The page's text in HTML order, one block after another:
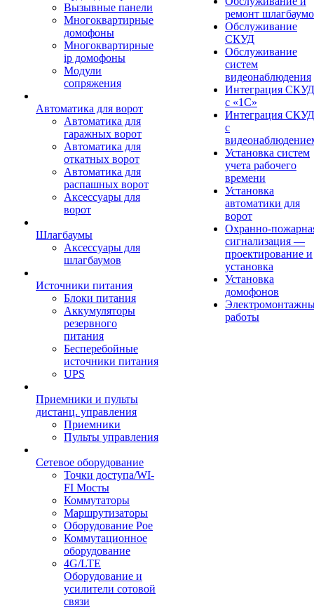
Вызывные панели
Многоквартирные
домофоны
Многоквартирные
ip домофоны
Модули
сопряжения
Автоматика для ворот
Автоматика для
гаражных ворот
Автоматика для
откатных ворот
Автоматика для
распашных ворот
Аксессуары для
ворот
Шлагбаумы
Аксессуары для
шлагбаумов
Источники питания
Блоки питания
Аккумуляторы
резервного
питания
Бесперебойные
источники питания
UPS
Приемники и пульты
дистанц. управления
Приемники
Пульты управления
Сетевое оборудование
Точки доступа/WI-
FI Мосты
Коммутаторы
Маршрутизаторы
Оборудование Poe
Коммутационное
оборудование
4G/LTE
Оборудование и
усилители сотовой
связи
ремонт
Обслуживание
СКУД
Обслуживание
систем
видеонаблюдения
Интеграция СКУД
с «1С»
Интеграция СКУД
с
Установка систем
учета рабочего
времени
Установка
автоматики для
ворот
Охранно-
сигнализация —
проектирование и
установка
Установка
домофонов
работы